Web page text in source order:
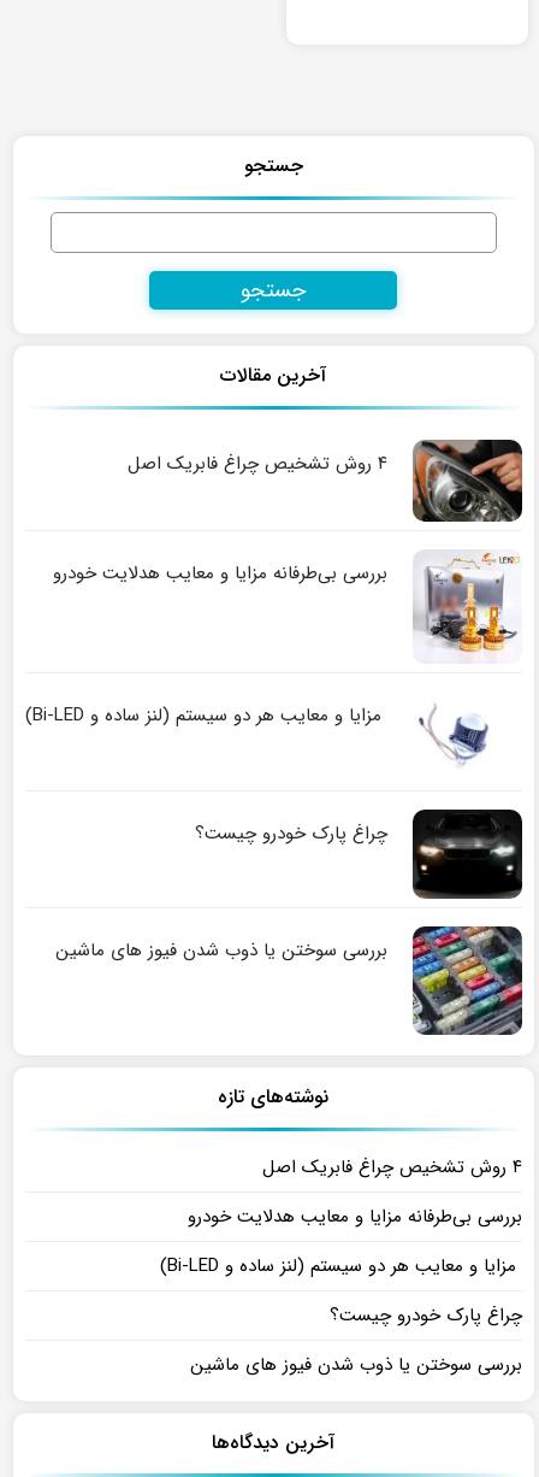
جستجو
جستجو
آخرین مقالات
۴ روش تشخیص چراغ فابریک اصل
بررسی بی‌طرفانه مزایا و معایب هدلایت خودرو
مزایا و معایب هر دو سیستم (لنز ساده و Bi-LED)
چراغ پارک خودرو چیست؟
بررسی سوختن یا ذوب شدن فیوز های ماشین
نوشته‌های تازه
۴ روش تشخیص چراغ فابریک اصل
بررسی بی‌طرفانه مزایا و معایب هدلایت خودرو
مزایا و معایب هر دو سیستم (لنز ساده و Bi-LED)
چراغ پارک خودرو چیست؟
بررسی سوختن یا ذوب شدن فیوز های ماشین
آخرین دیدگاه‌ها